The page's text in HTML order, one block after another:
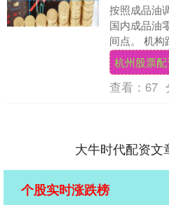
按照成品油
国内成品油
间点。 机构
状况预测数
上调幅度....
杭州股票
查看： 67
大牛时代配资文
个股实时涨跌榜